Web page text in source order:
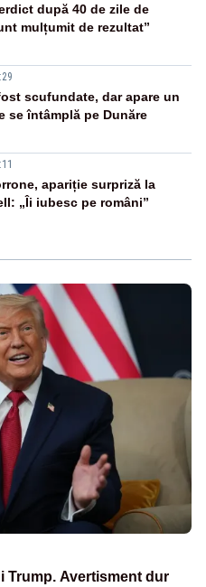
după 40 de zile de
mulțumit de rezultat”
scufundate, dar apare un
se întâmplă pe Dunăre
apariție surpriză la
„Îi iubesc pe români”
Trump. Avertisment dur